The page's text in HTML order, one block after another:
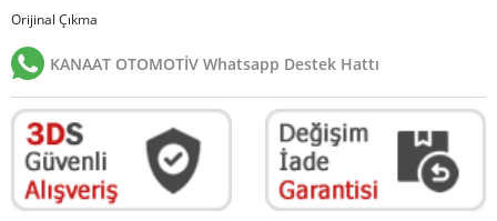
Orijinal Çıkma
KANAAT OTOMOTİV Whatsapp Destek Hattı